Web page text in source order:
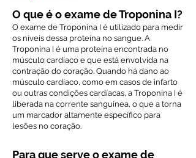
O que é o exame de Troponina I?
O exame de Troponina I é utilizado para medir
os níveis dessa proteína no sangue. A
Troponina I é uma proteína encontrada no
músculo cardíaco e que está envolvida na
contração do coração. Quando há dano ao
músculo cardíaco, como em casos de infarto
ou outras condições cardíacas, a Troponina I é
liberada na corrente sanguínea, o que a torna
um marcador altamente específico para
lesões no coração.
Para que serve o exame de